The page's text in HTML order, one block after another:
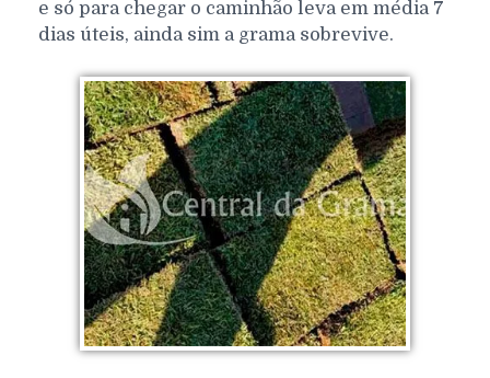
e só para chegar o caminhão leva em média 7
dias úteis, ainda sim a grama sobrevive.